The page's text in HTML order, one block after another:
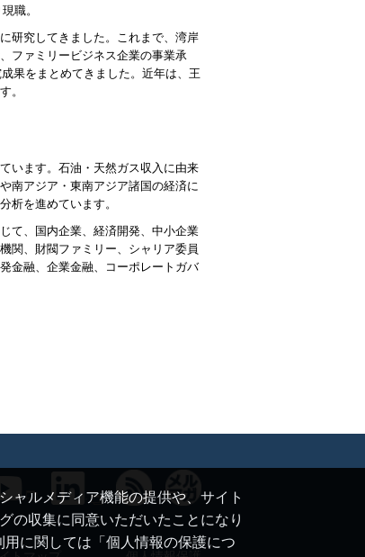
職。
研究してきました。これまで、湾岸
ファミリービジネス企業の事業承
果をまとめてきました。近年は、王
。
います。石油・天然ガス収入に由来
南アジア・東南アジア諸国の経済に
析を進めています。
て、国内企業、経済開発、中小企業
関、財閥ファミリー、シャリア委員
金融、企業金融、コーポレートガバ
ャルメディア機能の提供や、サイト
の収集に同意いただいたことになり
に関しては「個人情報の保護につ